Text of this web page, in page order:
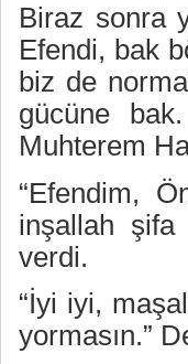
Biraz sonra
Efendi, bak
biz de
gücüne
Muhterem
“Efendim,
inşallah
verdi.
“İyi iyi,
yormasın.”